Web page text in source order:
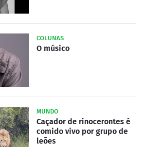
COLUNAS
O músico
MUNDO
Caçador de rinocerontes é
comido vivo por grupo de
leões